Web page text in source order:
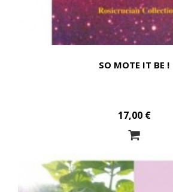
SO MOTE IT BE !
17,00 €